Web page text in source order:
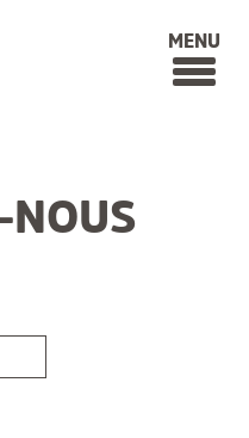
Soulages BATP Béton Agrégats
MENU
NOUS